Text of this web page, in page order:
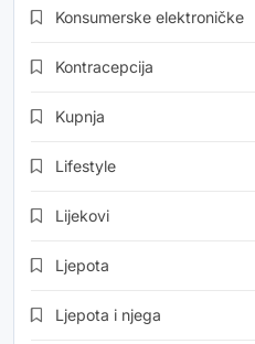
Konsumerske elektroničke
Kontracepcija
Kupnja
Lifestyle
Lijekovi
Ljepota
Ljepota i njega